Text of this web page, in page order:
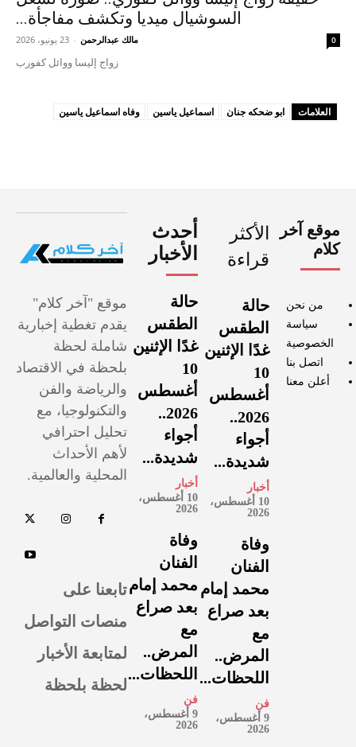
السوشيال ميديا وتكشف مفاجأة...
مالك عبدالرحمن - 23 يونيو، 2026 0
زواج إليسا ووائل كفورب
العلامات ابو ضحكه جنان اسماعيل ياسين وفاه اسماعيل ياسين
موقع آخر
كلام
من نحن
سياسة
الخصوصية
اتصل بنا
أعلن معنا
الأكثر
قراءة
حالة
الطقس
غدًا الإثنين
10
أغسطس
2026..
أجواء
شديدة...
أخبار
10 أغسطس،
2026
وفاة
الفنان
محمد إمام
بعد صراع
مع
المرض..
اللحظات...
فن
9 أغسطس،
2026
أحدث
الأخبار
حالة
الطقس
غدًا الإثنين
10
أغسطس
2026..
أجواء
شديدة...
أخبار
10 أغسطس،
2026
وفاة
الفنان
محمد إمام
بعد صراع
مع
المرض..
اللحظات...
فن
9 أغسطس،
2026
موقع "آخر كلام"
يقدم تغطية إخبارية
شاملة لحظة
بلحظة في الاقتصاد
والرياضة والفن
والتكنولوجيا، مع
تحليل احترافي
لأهم الأحداث
المحلية والعالمية.
تابعنا على
منصات التواصل
لمتابعة الأخبار
لحظة بلحظة